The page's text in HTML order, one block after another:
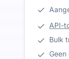
API-
Bulk